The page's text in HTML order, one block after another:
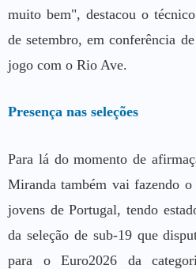
muito bem", destacou o
de setembro, em conferência
jogo com o Rio Ave.
Presença nas seleções
Para lá do momento de
Miranda também vai fazendo o
jovens de Portugal, tendo
da seleção de sub-19 que
para o Euro2026 da